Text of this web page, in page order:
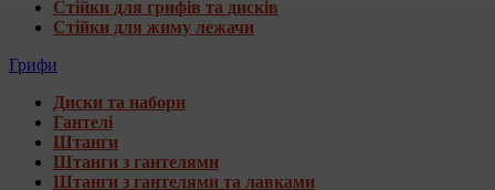
Стійки для грифів та дисків
Стійки для жиму лежачи
Грифи
Диски та набори
Гантелі
Штанги
Штанги з гантелями
Штанги з гантелями та лавками